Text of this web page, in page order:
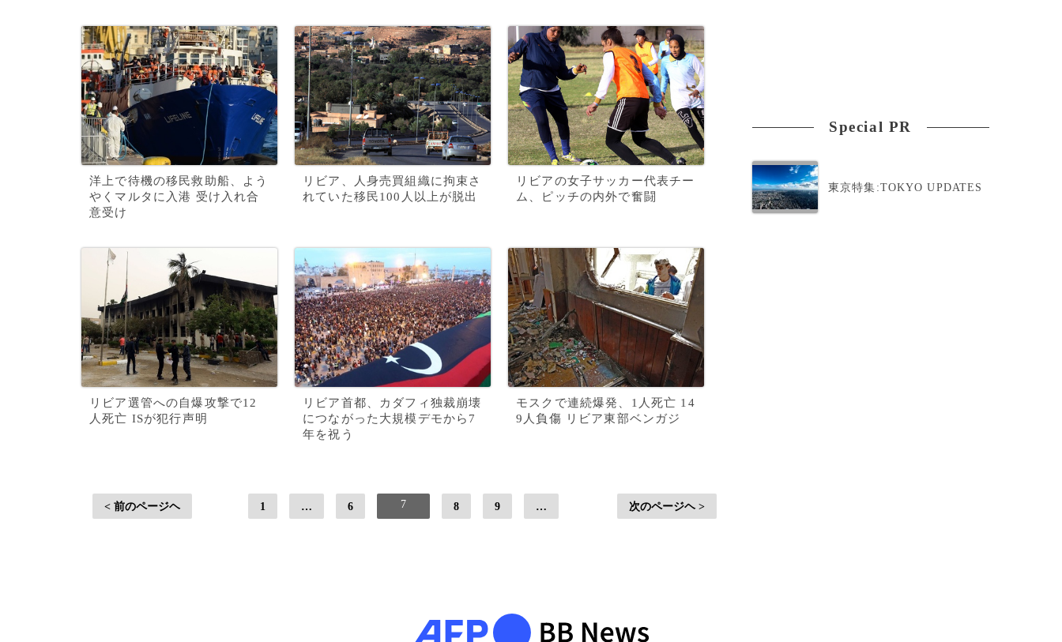
洋上で待機の移民救助船、よう
やくマルタに入港 受け入れ合
意受け
リビア、人身売買組織に拘束さ
れていた移民100人以上が脱出
リビアの女子サッカー代表チー
ム、ピッチの内外で奮闘
リビア選管への自爆攻撃で12
人死亡 ISが犯行声明
リビア首都、カダフィ独裁崩壊
につながった大規模デモから7
年を祝う
モスクで連続爆発、1人死亡 14
9人負傷 リビア東部ベンガジ
< 前のページヘ 1 … 6 7 8 9 … 次のページヘ >
Special PR
東京特集:TOKYO UPDATES